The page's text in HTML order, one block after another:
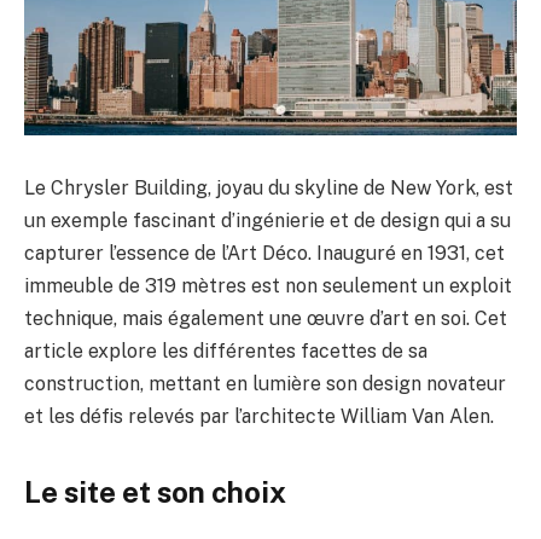
Le Chrysler Building, joyau du skyline de New York, est
un exemple fascinant d’ingénierie et de design qui a su
capturer l’essence de l’Art Déco. Inauguré en 1931, cet
immeuble de 319 mètres est non seulement un exploit
technique, mais également une œuvre d’art en soi. Cet
article explore les différentes facettes de sa
construction, mettant en lumière son design novateur
et les défis relevés par l’architecte William Van Alen.
Le site et son choix